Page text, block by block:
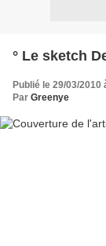
° Le sketch
Publié le 29/03/2010
Par Greenye